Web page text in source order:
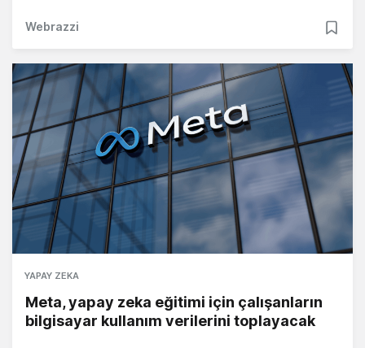
Webrazzi
YAPAY ZEKA
Meta, yapay zeka eğitimi için çalışanların
bilgisayar kullanım verilerini toplayacak